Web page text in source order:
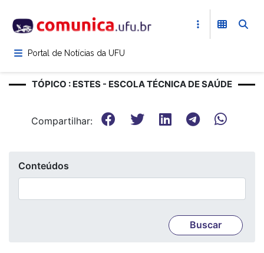
para
conteúdoPortal de Notícias da UFU
TÓPICO : ESTES - ESCOLA TÉCNICA DE SAÚDE
Compartilhar:
Conteúdos